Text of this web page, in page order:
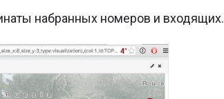
набранных номеров и входящих.